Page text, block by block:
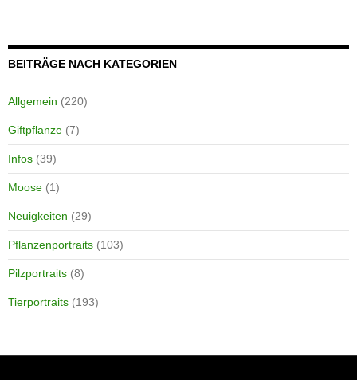
BEITRÄGE NACH KATEGORIEN
Allgemein (220)
Giftpflanze (7)
Infos (39)
Moose (1)
Neuigkeiten (29)
Pflanzenportraits (103)
Pilzportraits (8)
Tierportraits (193)